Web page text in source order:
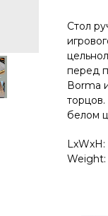
Стол
перед
Воrmа
белом